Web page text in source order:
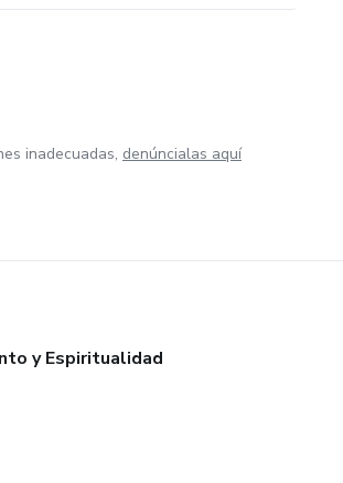
inadecuadas, denúncialas aquí
y Espiritualidad